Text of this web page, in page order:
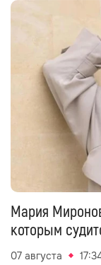
Мария
которым
07 августа